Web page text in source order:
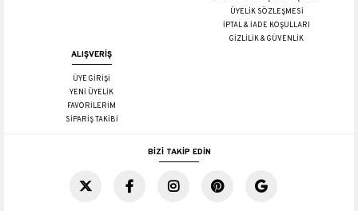
ÜYELİK SÖZLEŞMESİ
İPTAL & İADE KOŞULLARI
GİZLİLİK & GÜVENLİK
ALIŞVERİŞ
ÜYE GİRİŞİ
YENİ ÜYELİK
FAVORİLERİM
SİPARİŞ TAKİBİ
BİZİ TAKİP EDİN